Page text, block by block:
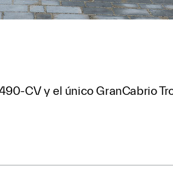
CV y el único GranCabrio